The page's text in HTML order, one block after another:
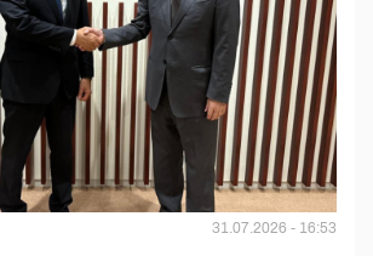
31.07.2026 - 16:53